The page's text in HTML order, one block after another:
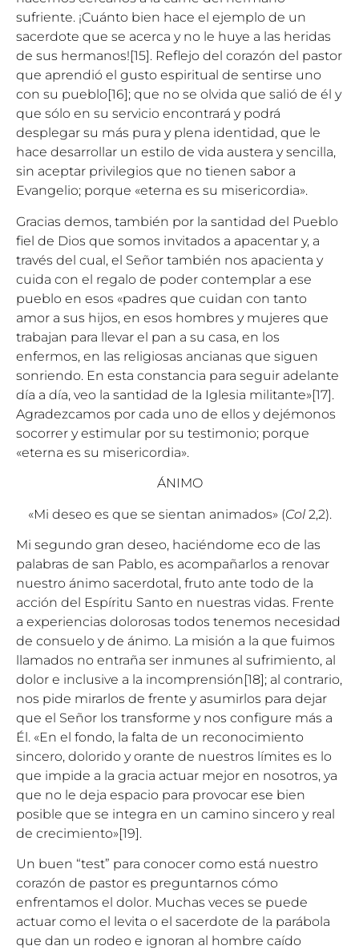
sufriente. ¡Cuánto bien hace el ejemplo de un
sacerdote que se acerca y no le huye a las heridas
de sus hermanos! [15] . Reflejo del corazón del pastor
que aprendió el gusto espiritual de sentirse uno
con su pueblo [16] ; que no se olvida que salió de él y
que sólo en su servicio encontrará y podrá
desplegar su más pura y plena identidad, que le
hace desarrollar un estilo de vida austera y sencilla,
sin aceptar privilegios que no tienen sabor a
Evangelio; porque «eterna es su misericordia».
Gracias demos, también por la santidad del Pueblo
fiel de Dios que somos invitados a apacentar y, a
través del cual, el Señor también nos apacienta y
cuida con el regalo de poder contemplar a ese
pueblo en esos «padres que cuidan con tanto
amor a sus hijos, en esos hombres y mujeres que
trabajan para llevar el pan a su casa, en los
enfermos, en las religiosas ancianas que siguen
sonriendo. En esta constancia para seguir adelante
día a día, veo la santidad de la Iglesia militante»[17].
Agradezcamos por cada uno de ellos y dejémonos
socorrer y estimular por su testimonio; porque
«eterna es su misericordia».
ÁNIMO
«Mi deseo es que se sientan animados» (Col2,2).
Mi segundo gran deseo, haciéndome eco de las
palabras de san Pablo, es acompañarlos a renovar
nuestro ánimo sacerdotal, fruto ante todo de la
acción del Espíritu Santo en nuestras vidas. Frente
a experiencias dolorosas todos tenemos necesidad
de consuelo y de ánimo. La misión a la que fuimos
llamados no entraña ser inmunes al sufrimiento, al
dolor e inclusive a la incomprensión[18]; al contrario,
nos pide mirarlos de frente y asumirlos para dejar
que el Señor los transforme y nos configure más a
Él. «En el fondo, la falta de un reconocimiento
sincero, dolorido y orante de nuestros límites es lo
que impide a la gracia actuar mejor en nosotros, ya
que no le deja espacio para provocar ese bien
posible que se integra en un camino sincero y real
de crecimiento»[19].
Un buen “test” para conocer como está nuestro
corazón de pastor es preguntarnos cómo
enfrentamos el dolor. Muchas veces se puede
actuar como el levita o el sacerdote de la parábola
que dan un rodeo e ignoran al hombre caído